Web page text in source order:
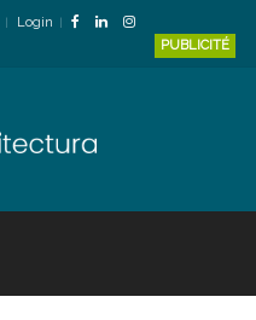
Login
PUBLICITÉ